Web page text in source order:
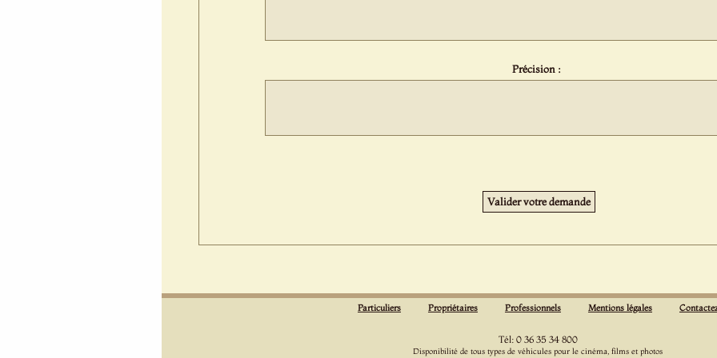
Précision :
Particuliers Propriétaires Professionnels Mentions légales
Tél: 0 36 35 34 800
Disponibilité de tous types de véhicules pour le cinéma, films et photos